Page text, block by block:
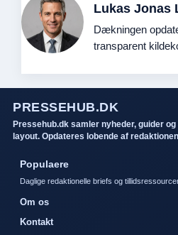
Lukas Jonas
Dækningen
transparent
PRESSEHUB.DK
Pressehub.dk samler nyheder, guider
layout. Opdateres lobende af
Populaere
Daglige redaktionelle briefs og
Om os
Kontakt